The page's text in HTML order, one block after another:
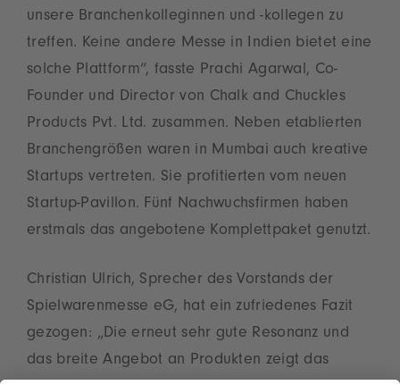
unsere Branchenkolleginnen und ‑kollegen zu
treffen. Keine andere Messe in Indien bietet eine
solche Plattform“, fasste Prachi Agarwal, Co-
Founder und Director von Chalk and Chuckles
Products Pvt. Ltd. zusammen. Neben etablierten
Branchengrößen waren in Mumbai auch kreative
Startups vertreten. Sie profitierten vom neuen
Startup-Pavillon. Fünf Nachwuchsfirmen haben
erstmals das angebotene Komplettpaket genutzt.
Christian Ulrich, Sprecher des Vorstands der
Spielwarenmesse eG, hat ein zufriedenes Fazit
gezogen: „Die erneut sehr gute Resonanz und
das breite Angebot an Produkten zeigt das